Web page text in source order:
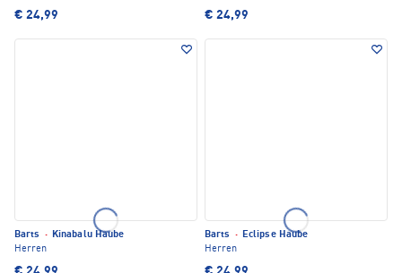
€ 24,99 € 24,99
Barts · Kinabalu Haube
Herren
Barts · Eclipse Haube
Herren